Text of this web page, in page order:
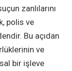
zanlılarını
polis ve
Bu açıdan
ve
bir işleve